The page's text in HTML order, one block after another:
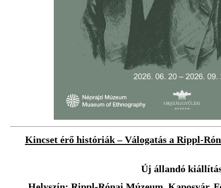
Kincset érő históriák – Válogatás a Rippl-
Új állandó